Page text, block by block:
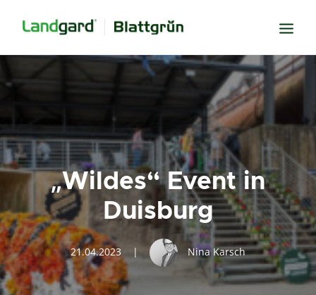
Inspiration
Verbundenheit
Transparenz
Freude
Erfolg
Miteinander
Wissen
„Wildes“ Event in
Duisburg
21.04.2023 | Nina Karsch